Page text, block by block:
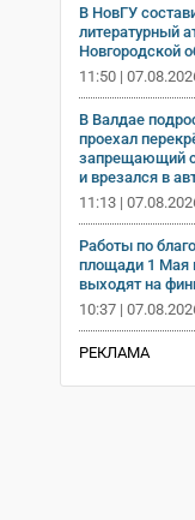
В НовГУ
литературный
Новгородской
11:50 |
В Валдае
проехал
запрещающий
и врезался в
11:13 |
Работы по
площади 1 Мая
выходят на
10:37 |
РЕКЛАМА